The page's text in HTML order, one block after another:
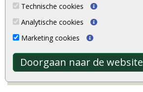
Technische cookies
Analytische cookies
Marketing cookies
Doorgaan naar de website
eigenschappen. Lees alles over
natuurlijke variaties van hout.